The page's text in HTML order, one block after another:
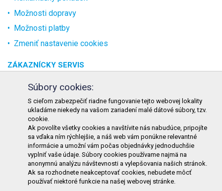
Možnosti dopravy
Možnosti platby
Zmeniť nastavenie cookies
ZÁKAZNÍCKY SERVIS
O spoločnosti
Kontakt
Odstúpenie od zmluvy online
KONTAKT
TURON GASTRO s.r.o.
Starohorského 4328/3
031 01 Liptovský Mikuláš
Slovenská republika
Súbory cookies:
S cieľom zabezpečiť riadne fungovanie tejto webovej lokality
ukladáme niekedy na vašom zariadení malé dátové súbory, tzv.
cookie.
Ak povolíte všetky cookies a navštívite nás nabudúce, pripojíte
sa vďaka ním rýchlejšie, a náš web vám ponúkne relevantné
informácie a umožní vám počas objednávky jednoduchšie
vyplniť vaše údaje. Súbory cookies používame najmä na
anonymnú analýzu návštevnosti a vylepšovania našich stránok.
Ak sa rozhodnete neakceptovať cookies, nebudete môcť
používať niektoré funkcie na našej webovej stránke.